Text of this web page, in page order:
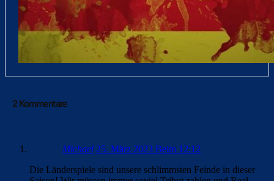
2 Kommentare
Michael 25. März 2023 Beim 12:12
Die Länderspiele sind unsere schlimmsten Feinde in dieser